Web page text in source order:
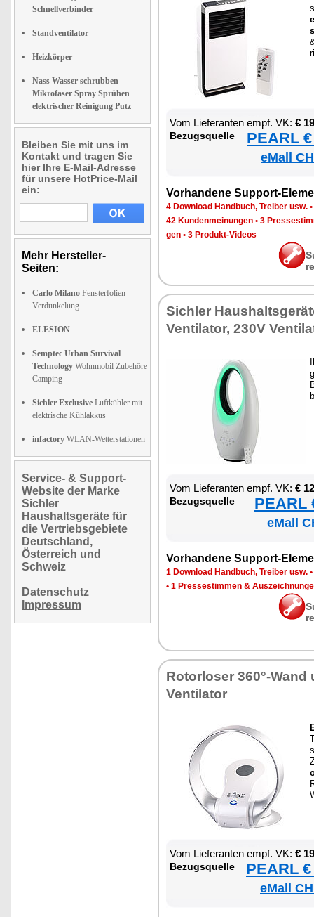
Schnellverbinder
Standventilator
Heizkörper
Nass Wasser schrubben
Mikrofaser Spray Sprühen
elektrischer Reinigung Putz
Bleiben Sie mit uns im
Kontakt und tragen Sie
hier Ihre E-Mail-Adresse
für unsere HotPrice-Mail
ein:
Mehr Hersteller-
Seiten:
Carlo Milano Fensterfolien
Verdunkelung
ELESION
Semptec Urban Survival
Technology Wohnmobil Zubehöre
Camping
Sichler Exclusive Luftkühler mit
elektrische Kühlakkus
infactory WLAN-Wetterstationen
Service- & Support-
Website der Marke
Sichler
Haushaltsgeräte für
die Vertriebsgebiete
Deutschland,
Österreich und
Schweiz
Datenschutz
Impressum
Vom Lie­fe­ran­ten empf. VK: €
Be­zugs­quel­le PEARL
eMall
Vor­han­de­ne Sup­port-
4 Down­load Hand­buch, Trei­ber usw. •
42 Kun­den­mei­nun­gen • 3
gen • 3 Pro­dukt-Vi­de­os
Sich­ler
Ven­ti­la­tor, 230V
Vom Lie­fe­ran­ten empf. VK: €
Be­zugs­quel­le PEARL
eMall
Vor­han­de­ne Sup­port-
1 Down­load Hand­buch, Trei­ber usw. •
• 1 Pres­se­stim­men &
Ro­tor­lo­ser 360°-Wand
Ven­ti­la­tor
Vom Lie­fe­ran­ten empf. VK: €
Be­zugs­quel­le PEARL
eMall